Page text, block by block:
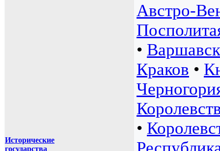
Исторические
государства
Австро-
•
Краков •
•